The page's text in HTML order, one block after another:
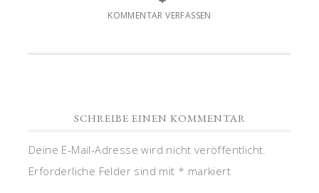
KOMMENTAR VERFASSEN
SCHREIBE EINEN KOMMENTAR
Deine E-Mail-Adresse wird nicht veröffentlicht.
Erforderliche Felder sind mit * markiert